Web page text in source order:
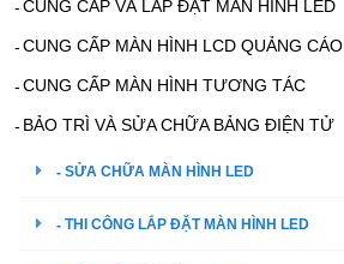
CUNG CẤP VÀ LẮP ĐẶT MÀN HÌNH LED
CUNG CẤP MÀN HÌNH LCD QUẢNG CÁO
CUNG CẤP MÀN HÌNH TƯƠNG TÁC
BẢO TRÌ VÀ SỬA CHỮA BẢNG ĐIỆN TỬ
SỬA CHỮA MÀN HÌNH LED
THI CÔNG LẮP ĐẶT MÀN HÌNH LED